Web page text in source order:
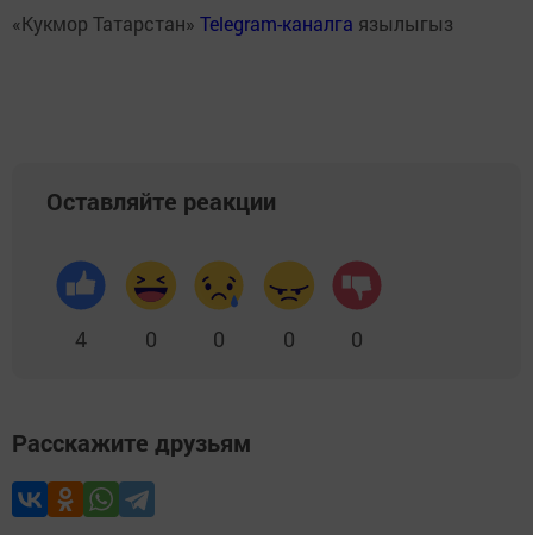
«Кукмор Татарстан» Telegram-каналга язылыгыз
Оставляйте реакции
4 0 0 0 0
Расскажите друзьям